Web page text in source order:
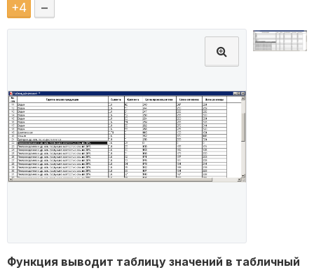
+4 –
Функция выводит таблицу значений в табличный